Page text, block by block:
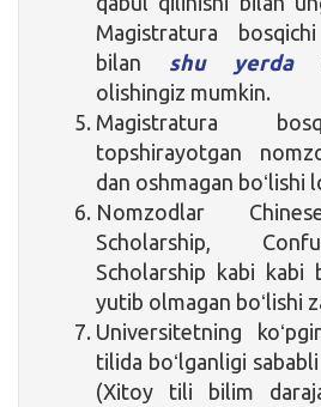
Magistratura
bilan shu yerda
olishingiz mumkin.
Magistratura
topshirayotgan
dan oshmagan boʻlishi
Nomzodlar
Scholarship,
Scholarship kabi kabi
yutib olmagan boʻlishi
Universitetning
tilida boʻlganligi
(Xitoy tili bilim